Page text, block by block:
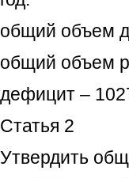
общий объем
общий объем
дефицит –
Статья 2
Утвердить